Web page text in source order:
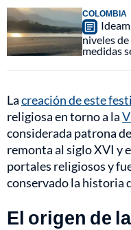
COLOMBIA
niveles
medidas
Lacreación de este
religiosa en torno a la
considerada patrona
remonta al siglo XVI y
portales religiosos y
conservado la historia
El origen de